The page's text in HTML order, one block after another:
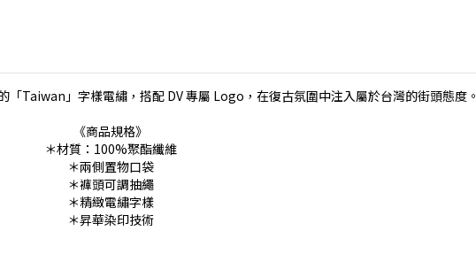
Taiwan」字樣電繡，搭配 DV 專屬 Logo，在復古氛圍中注入屬於台灣的街頭態度。
《商品規格》
＊材質：100%聚酯纖維
＊兩側置物口袋
＊褲頭可調抽繩
＊精緻電繡字樣
＊昇華染印技術